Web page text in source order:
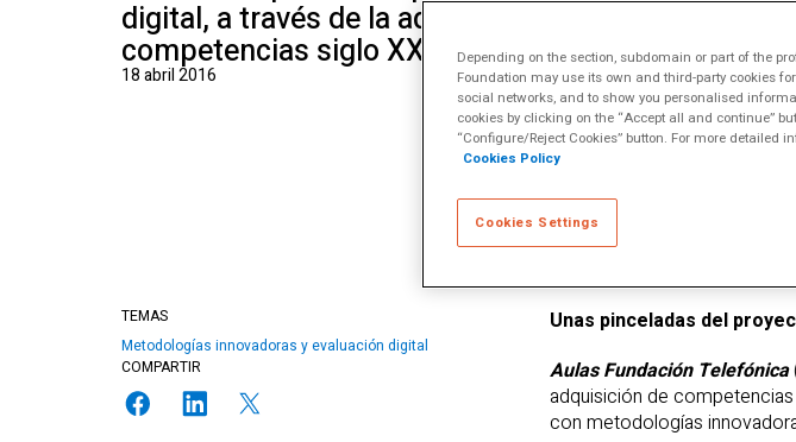
Escuela de Alfabetizaciones
Múltiples
digital, a través de la adquisición de
competencias siglo XXI.
18 abril 2016
TEMAS
Metodologías innovadoras y evaluación digital
COMPARTIR
Unas pinceladas del
Aulas Fundación Telefónica
adquisición de
con metodologías
Depending on the section, subdomain or part of the
Foundation may use its own and third-party cookies
social networks, and to show you personalised
cookies by clicking on the “Accept all and continue”
“Configure/Reject Cookies” button. For more detailed
Cookies Policy
Cookies Settings